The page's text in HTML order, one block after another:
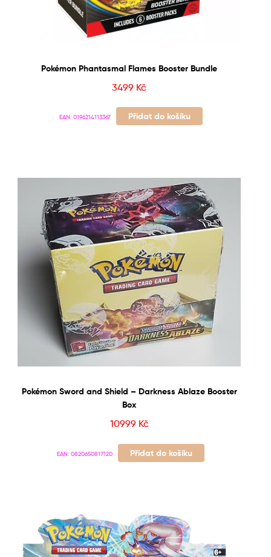
Pokémon Phantasmal Flames Booster Bundle
3499 Kč
EAN: 0196214113367 Přidat do košíku
Pokémon Sword and Shield – Darkness Ablaze Booster
Box
10999 Kč
EAN: 0820650817120 Přidat do košíku